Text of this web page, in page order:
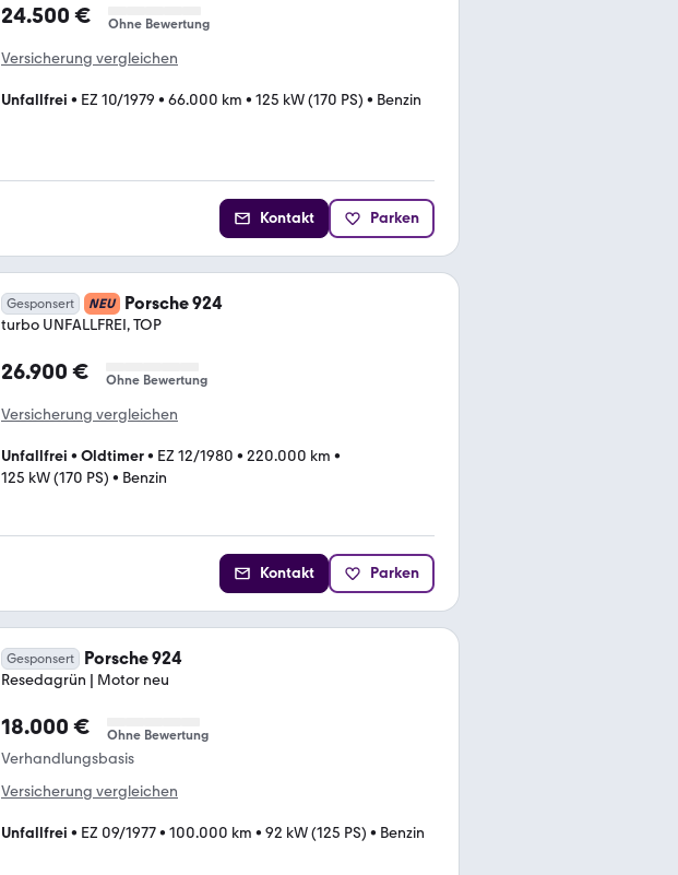
24.500 € Ohne Bewertung
Versicherung vergleichen
Unfallfrei • EZ 10/1979 • 66.000 km • 125 kW (170 PS) • Benzin
Kontakt Parken
Gesponsert NEU Porsche 924
turbo UNFALLFREI, TOP
26.900 € Ohne Bewertung
Versicherung vergleichen
Unfallfrei • Oldtimer• EZ 12/1980 • 220.000 km •
125 kW (170 PS) • Benzin
Kontakt Parken
Gesponsert Porsche 924
Resedagrün | Motor neu
18.000 € Ohne Bewertung
Verhandlungsbasis
Versicherung vergleichen
Unfallfrei • EZ 09/1977• 100.000 km • 92 kW (125 PS) • Benzin